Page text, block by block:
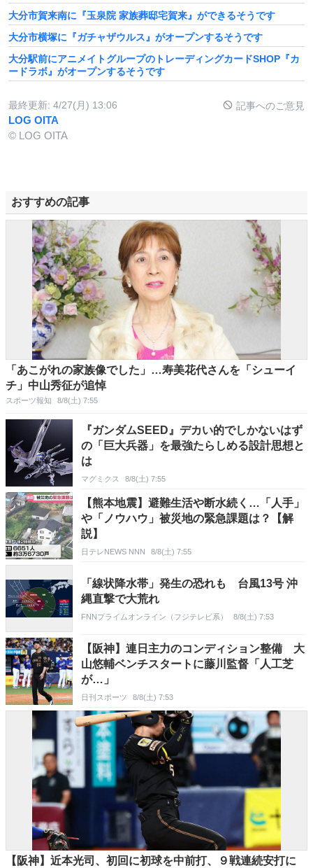
大分市賀来南に『玉泉院 家族葬邸宅賀来』ができるそうです
大分市横塚に『ガチャザウルス』がオープンするそうです
大分駅前にアニメイトグループのトレーディングカードSHOP『カ
ードラボ』がオープンするそうです
最終更新: 4/27(月) 13:06 記事へのご意見
LOG OITA
© LOG OITA
おすすめの記事
「あこがれの家族像でした」…寿美花代さんを「シューイ
チ」中山秀征が追悼
スポーツ報知 8/8(土) 7:55
『ガンダムSEED』デカい的でしかないはず
の「巨大兵器」を最強たらしめる設計思想と
は
マグミクス 8/8(土) 7:55
【熊本地震】避難生活や断水続く…「人手」
や「ノウハウ」被災地の緊急課題は？【解
説】
日テレNEWS NNN 8/8(土) 7:55
「線状降水帯」発生の恐れも 台風13号 沖
縄直撃で大荒れ
FNNプライムオンライン（フジテレビ系） 8/8(土) 7:53
【阪神】連日主力のコンディション整備 大
山悠輔ベンチスタートに藤川監督「人工芝
が…」
日刊スポーツ 8/8(土) 7:53
【阪神】近本光司、初回に初球を中前打、９戦連続安打に